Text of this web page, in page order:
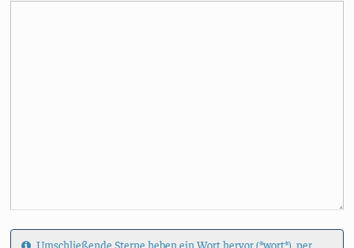
Umschließende Sterne heben ein Wort hervor (*wort*), per